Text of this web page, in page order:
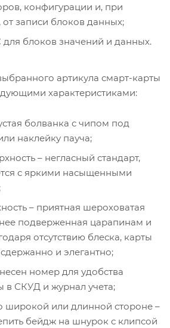
конфигурации и, при
записи блоков данных;
для блоков значений и данных.
артикула смарт-карты
характеристиками:
болванка с чипом под
наклейку пауча;
– негласный стандарт,
с яркими насыщенными
– приятная шероховатая
подверженная царапинам и
отсутствию блеска, карты
и элегантно;
номер для удобства
в СКУД и журнал учета;
широкой или длинной стороне –
бейдж на шнурок с клипсой